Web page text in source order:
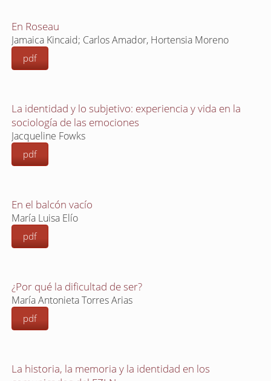
En Roseau
Jamaica Kincaid; Carlos Amador, Hortensia Moreno
pdf
La identidad y lo subjetivo: experiencia y vida en la
sociología de las emociones
Jacqueline Fowks
pdf
En el balcón vacío
María Luisa Elío
pdf
¿Por qué la dificultad de ser?
María Antonieta Torres Arias
pdf
La historia, la memoria y la identidad en los